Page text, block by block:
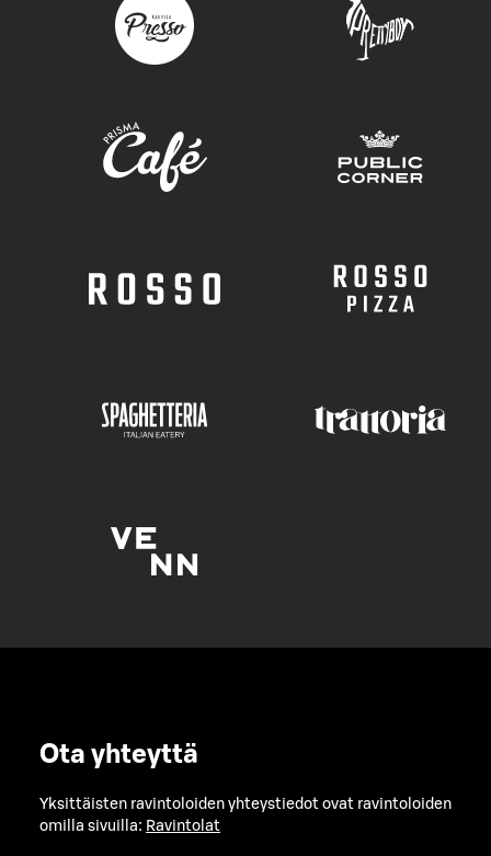
Ota yhteyttä
Yksittäisten ravintoloiden yhteystiedot ovat ravintoloiden
omilla sivuilla: Ravintolat